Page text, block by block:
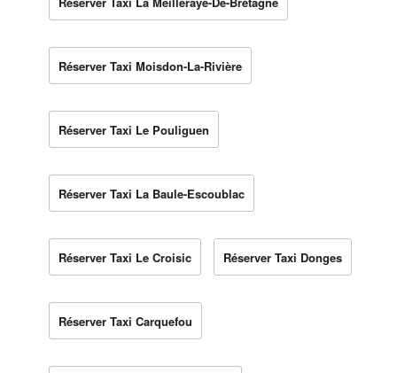
Réserver Taxi Moisdon-La-Rivière
Réserver Taxi Le Pouliguen
Réserver Taxi La Baule-Escoublac
Réserver Taxi Le Croisic Réserver Taxi Donges
Réserver Taxi Carquefou